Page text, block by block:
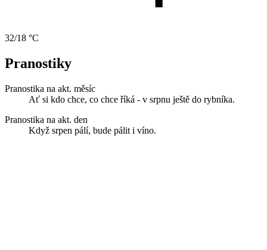
32/18 °C
Pranostiky
Pranostika na akt. měsíc
Ať si kdo chce, co chce říká - v srpnu ještě do rybníka.
Pranostika na akt. den
Když srpen pálí, bude pálit i víno.